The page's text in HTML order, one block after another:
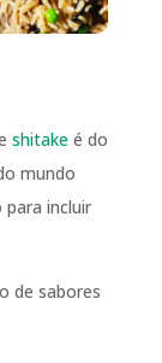
shitakeé do
mundo
incluir
de sabores